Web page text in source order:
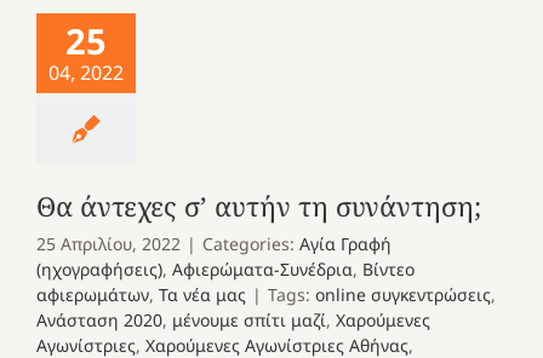
25
04, 2022
Θα άντεχες σ’ αυτήν τη συνάντηση;
25 Απριλίου, 2022 | Categories: Αγία Γραφή
(ηχογραφήσεις), Αφιερώματα-Συνέδρια, Βίντεο
αφιερωμάτων, Τα νέα μας | Tags: online συγκεντρώσεις,
Ανάσταση 2020, μένουμε σπίτι μαζί, Χαρούμενες
Αγωνίστριες, Χαρούμενες Αγωνίστριες Αθήνας,